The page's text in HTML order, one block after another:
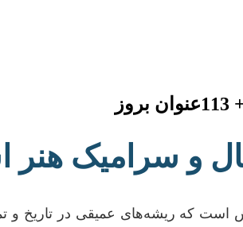
هنر اسلامی +
که ریشه‌های عمیقی در تاریخ و